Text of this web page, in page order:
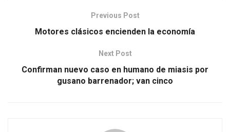
Previous Post
Motores clásicos encienden la economía
Next Post
Confirman nuevo caso en humano de miasis por
gusano barrenador; van cinco